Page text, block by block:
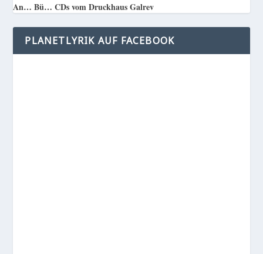
An… Bü… CDs vom Druckhaus Galrev
PLANETLYRIK AUF FACEBOOK